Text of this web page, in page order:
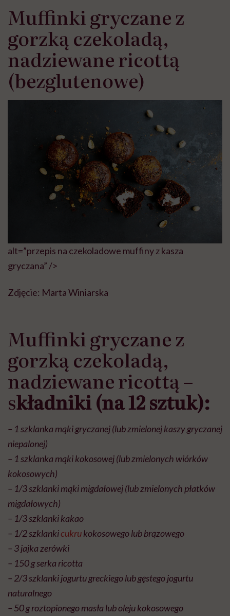
Muffinki gryczane z
gorzką czekoladą,
nadziewane ricottą
(bezglutenowe)
alt=”przepis na czekoladowe muffiny z kasza
gryczana” />
Zdjęcie: Marta Winiarska
Muffinki gryczane z
gorzką czekoladą,
nadziewane ricottą –
składniki (na 12 sztuk):
– 1 szklanka mąki gryczanej (lub zmielonej kaszy gryczanej
niepalonej)
– 1 szklanka mąki kokosowej (lub zmielonych wiórków
kokosowych)
– 1/3 szklanki mąki migdałowej (lub zmielonych płatków
migdałowych)
– 1/3 szklanki kakao
– 1/2 szklankicukrukokosowego lub brązowego
– 3 jajka zerówki
– 150 g serka ricotta
– 2/3 szklanki jogurtu greckiego lub gęstego jogurtu
naturalnego
– 50 g roztopionego masła lub oleju kokosowego